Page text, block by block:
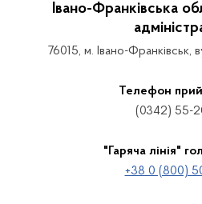
Івано-Франківська
76015, м. Івано-Франківськ,
Телефон
(0342) 55-
"Гаряча лінія"
+38 0 (800)